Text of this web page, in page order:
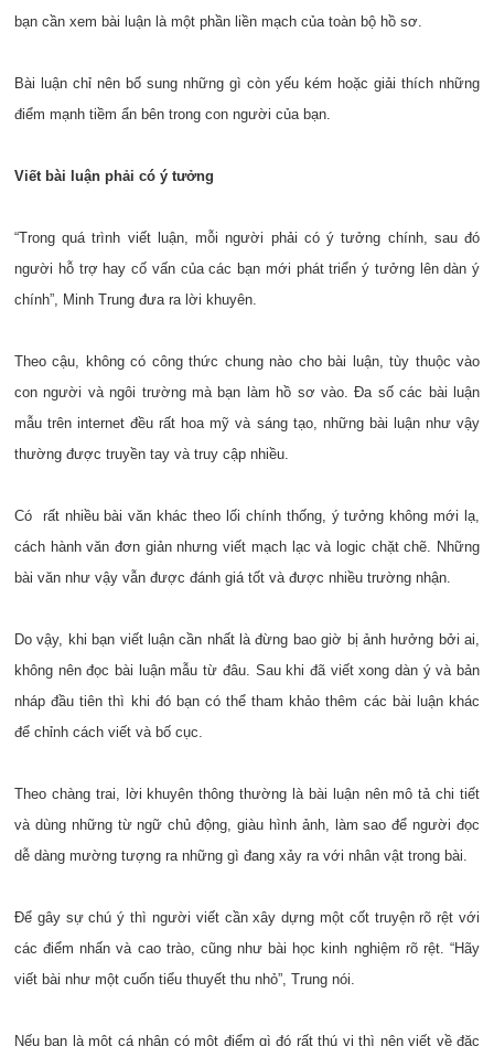
bạn cần xem bài luận là một phần liền mạch của toàn bộ hồ sơ.
Bài luận chỉ nên bổ sung những gì còn yếu kém hoặc giải thích những
điểm mạnh tiềm ẩn bên trong con người của bạn.
Viết bài luận phải có ý tưởng
“Trong quá trình viết luận, mỗi người phải có ý tưởng chính, sau đó
người hỗ trợ hay cố vấn của các bạn mới phát triển ý tưởng lên dàn ý
chính”, Minh Trung đưa ra lời khuyên.
Theo cậu, không có công thức chung nào cho bài luận, tùy thuộc vào
con người và ngôi trường mà bạn làm hồ sơ vào. Đa số các bài luận
mẫu trên internet đều rất hoa mỹ và sáng tạo, những bài luận như vậy
thường được truyền tay và truy cập nhiều.
Có rất nhiều bài văn khác theo lối chính thống, ý tưởng không mới lạ,
cách hành văn đơn giản nhưng viết mạch lạc và logic chặt chẽ. Những
bài văn như vậy vẫn được đánh giá tốt và được nhiều trường nhận.
Do vậy, khi bạn viết luận cần nhất là đừng bao giờ bị ảnh hưởng bởi ai,
không nên đọc bài luận mẫu từ đâu. Sau khi đã viết xong dàn ý và bản
nháp đầu tiên thì khi đó bạn có thể tham khảo thêm các bài luận khác
để chỉnh cách viết và bố cục.
Theo chàng trai, lời khuyên thông thường là bài luận nên mô tả chi tiết
và dùng những từ ngữ chủ động, giàu hình ảnh, làm sao để người đọc
dễ dàng mường tượng ra những gì đang xảy ra với nhân vật trong bài.
Để gây sự chú ý thì người viết cần xây dựng một cốt truyện rõ rệt với
các điểm nhấn và cao trào, cũng như bài học kinh nghiệm rõ rệt. “Hãy
viết bài như một cuốn tiểu thuyết thu nhỏ”, Trung nói.
Nếu bạn là một cá nhân có một điểm gì đó rất thú vị thì nên viết về đăc